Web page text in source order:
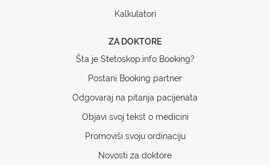
Kalkulatori
ZA DOKTORE
Šta je Stetoskop.info Booking?
Postani Booking partner
Odgovaraj na pitanja pacijenata
Objavi svoj tekst o medicini
Promoviši svoju ordinaciju
Novosti za doktore